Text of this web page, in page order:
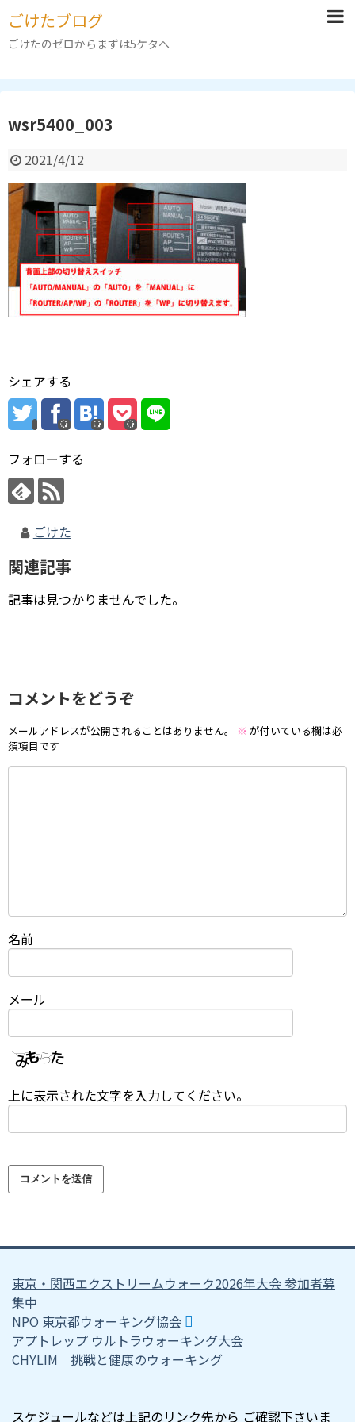
ごけたブログ
ごけたのゼロからまずは5ケタへ
wsr5400_003
2021/4/12
シェアする
フォローする
ごけた
関連記事
記事は見つかりませんでした。
コメントをどうぞ
メールアドレスが公開されることはありません。 ※ が付いている欄は必
須項目です
名前
メール
上に表示された文字を入力してください。
東京・関西エクストリームウォーク2026年大会 参加者募
集中
NPO 東京都ウォーキング協会
アプトレップ ウルトラウォーキング大会
CHYLIM 挑戦と健康のウォーキング
スケジュールなどは上記のリンク先から ご確認下さいま